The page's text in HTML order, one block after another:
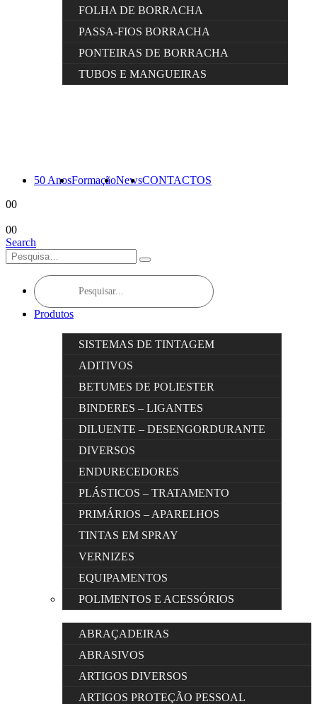
FOLHA DE BORRACHA
PASSA-FIOS BORRACHA
PONTEIRAS DE BORRACHA
TUBOS E MANGUEIRAS
50 AnosFormaçãoNewsCONTACTOS
00
00
Search
Products
search
Produtos
SISTEMAS DE TINTAGEM
ADITIVOS
BETUMES DE POLIESTER
BINDERES – LIGANTES
DILUENTE – DESENGORDURANTE
DIVERSOS
ENDURECEDORES
PLÁSTICOS – TRATAMENTO
PRIMÁRIOS – APARELHOS
TINTAS EM SPRAY
VERNIZES
EQUIPAMENTOS
POLIMENTOS E ACESSÓRIOS
ABRAÇADEIRAS
ABRASIVOS
ARTIGOS DIVERSOS
ARTIGOS PROTEÇÃO PESSOAL